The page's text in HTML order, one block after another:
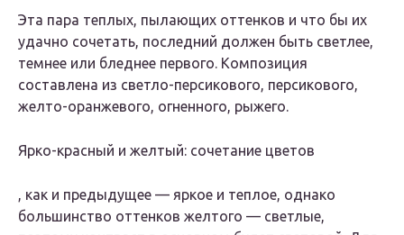
Эта пара теплых, пылающих оттенков и что бы их
удачно сочетать, последний должен быть светлее,
темнее или бледнее первого. Композиция
составлена из светло-персикового, персикового,
желто-оранжевого, огненного, рыжего.
Ярко-красный и желтый: сочетание цветов
, как и предыдущее — яркое и теплое, однако
большинство оттенков желтого — светлые,